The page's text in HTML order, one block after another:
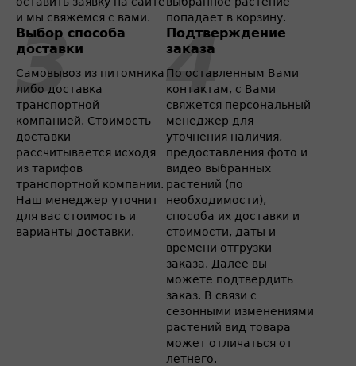
и мы свяжемся с вами.
попадает в корзину.
Выбор способа
доставки
Самовывоз из питомника
либо доставка
транспортной
компанией. Стоимость
доставки
рассчитывается исходя
из тарифов
транспортной компании.
Наш менеджер уточнит
для вас стоимость и
варианты доставки.
Подтверждение
заказа
По оставленным Вами
контактам, с Вами
свяжется персональный
менеджер для
уточнения наличия,
предоставления фото и
видео выбранных
растений (по
необходимости),
способа их доставки и
стоимости, даты и
времени отгрузки
заказа. Далее вы
можете подтвердить
заказ. В связи с
сезонными изменениями
растений вид товара
может отличаться от
летнего.